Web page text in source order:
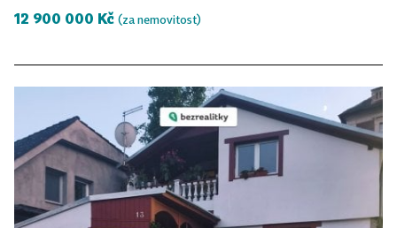
12 900 000 Kč (za nemovitost)